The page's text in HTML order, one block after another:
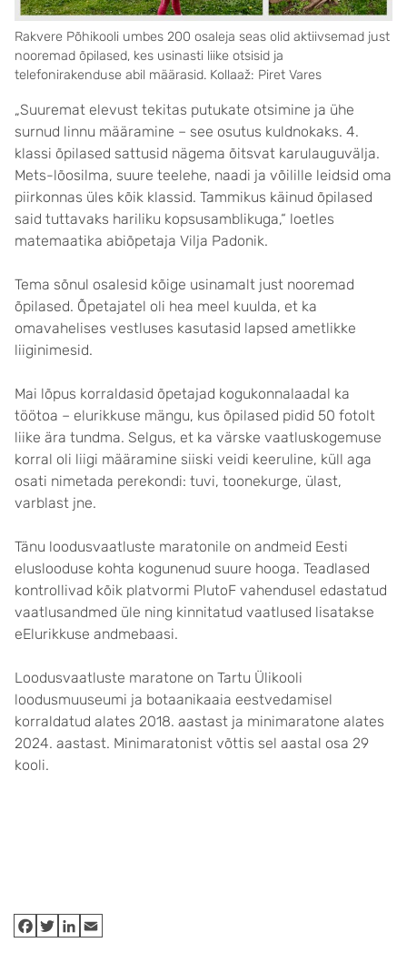
Rakvere Põhikooli umbes 200 osaleja seas olid aktiivsemad just
nooremad õpilased, kes usinasti liike otsisid ja
telefonirakenduse abil määrasid. Kollaaž: Piret Vares
„Suuremat elevust tekitas putukate otsimine ja ühe
surnud linnu määramine – see osutus kuldnokaks. 4.
klassi õpilased sattusid nägema õitsvat karulauguvälja.
Mets-lõosilma, suure teelehe, naadi ja võilille leidsid oma
piirkonnas üles kõik klassid. Tammikus käinud õpilased
said tuttavaks hariliku kopsusamblikuga,“ loetles
matemaatika abiõpetaja Vilja Padonik.
Tema sõnul osalesid kõige usinamalt just nooremad
õpilased. Õpetajatel oli hea meel kuulda, et ka
omavahelises vestluses kasutasid lapsed ametlikke
liiginimesid.
Mai lõpus korraldasid õpetajad kogukonnalaadal ka
töötoa – elurikkuse mängu, kus õpilased pidid 50 fotolt
liike ära tundma. Selgus, et ka värske vaatluskogemuse
korral oli liigi määramine siiski veidi keeruline, küll aga
osati nimetada perekondi: tuvi, toonekurge, ülast,
varblast jne.
Tänu loodusvaatluste maratonile on andmeid Eesti
eluslooduse kohta kogunenud suure hooga. Teadlased
kontrollivad kõik platvormi PlutoF vahendusel edastatud
vaatlusandmed üle ning kinnitatud vaatlused lisatakse
eElurikkuse andmebaasi.
Loodusvaatluste maratone on Tartu Ülikooli
loodusmuuseumi ja botaanikaaia eestvedamisel
korraldatud alates 2018. aastast ja minimaratone alates
2024. aastast. Minimaratonist võttis sel aastal osa 29
kooli.